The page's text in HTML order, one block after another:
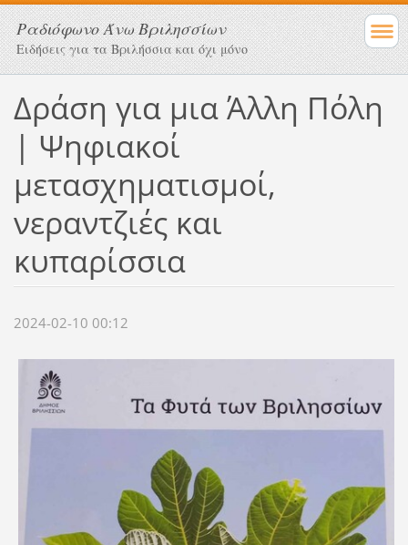
Ραδιόφωνο Άνω Βριλησσίων
Ειδήσεις για τα Βριλήσσια και όχι μόνο
Δράση για μια Άλλη Πόλη
| Ψηφιακοί
μετασχηματισμοί,
νεραντζιές και
κυπαρίσσια
2024-02-10 00:12